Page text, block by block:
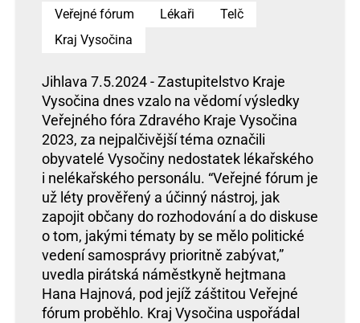
Veřejné fórum Lékaři
Telč
Kraj Vysočina
Jihlava 7.5.2024 - Zastupitelstvo Kraje
Vysočina dnes vzalo na vědomí výsledky
Veřejného fóra Zdravého Kraje Vysočina
2023, za nejpalčivější téma označili
obyvatelé Vysočiny nedostatek lékařského
i nelékařského personálu. “Veřejné fórum je
už léty prověřený a účinný nástroj, jak
zapojit občany do rozhodování a do diskuse
o tom, jakými tématy by se mělo politické
vedení samosprávy prioritně zabývat,”
uvedla pirátská náměstkyně hejtmana
Hana Hajnová, pod jejíž záštitou Veřejné
fórum proběhlo. Kraj Vysočina uspořádal